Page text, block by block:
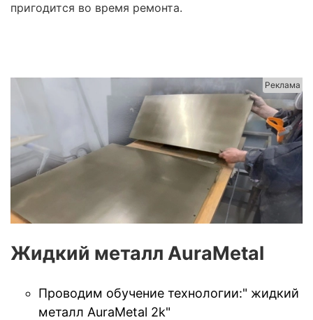
пригодится во время ремонта.
Жидкий металл AuraMetal
Проводим обучение технологии:" жидкий
металл AuraMetal 2k"
Реклама